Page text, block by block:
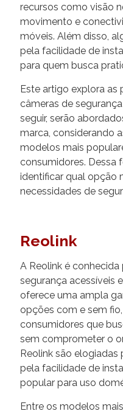
recursos como visão
movimento e
móveis. Além disso,
pela facilidade de
para quem busca
Este artigo explora as
câmeras de
seguir, serão
marca, considerando
modelos mais
consumidores. Dessa
identificar qual opção
necessidades de
Reolink
A Reolink é
segurança acessíveis
oferece uma ampla
opções com e sem
consumidores que
sem comprometer o
Reolink são
pela facilidade de
popular para uso
Entre os modelos